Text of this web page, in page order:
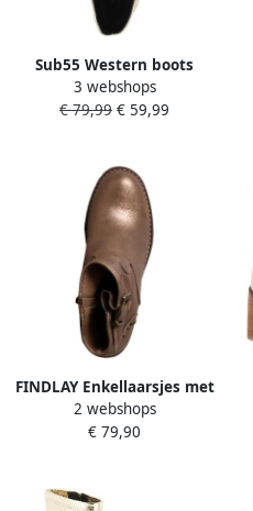
Sub55 Western boots
Enkellaarsjes Hak
Goudkleur
3 webshops
€ 79,99 € 59,99
FINDLAY Enkellaarsjes met
hak
2 webshops
€ 79,90